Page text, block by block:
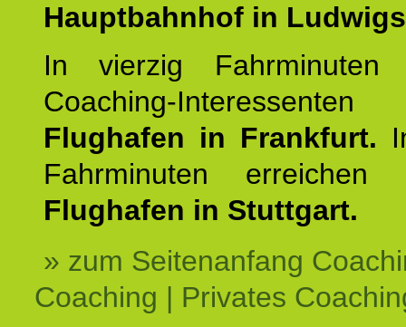
Hauptbahnhof in
In vierzig Fahrminuten
Coaching-
Flughafen in Frankfurt.
Fahrminuten
Flughafen in Stuttgart.
» zum Seitenanfang
Coaching | Privates